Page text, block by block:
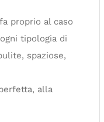
proprio al caso
tipologia di
spaziose,
alla